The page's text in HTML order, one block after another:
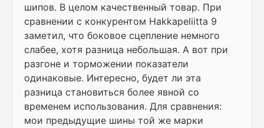
шипов. В целом качественный товар. При
сравнении с конкурентом Hakkapeliitta 9
заметил, что боковое сцепление немного
слабее, хотя разница небольшая. А вот при
разгоне и торможении показатели
одинаковые. Интересно, будет ли эта
разница становиться более явной со
временем использования. Для сравнения:
мои предыдущие шины той же марки